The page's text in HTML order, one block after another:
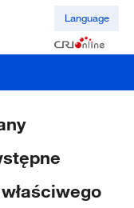
Language